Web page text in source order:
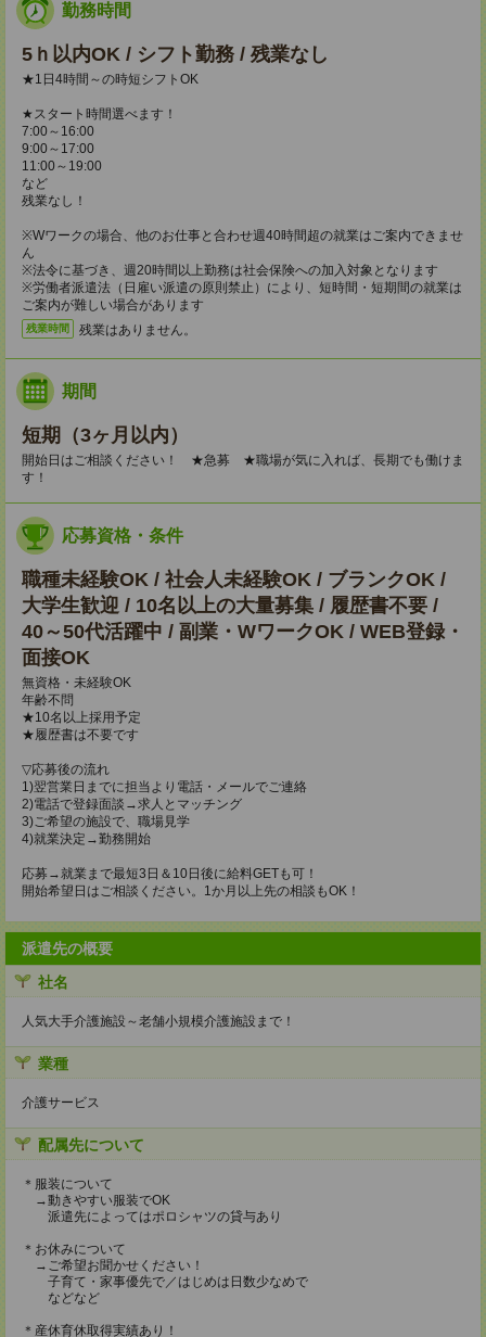
勤務時間
5ｈ以内OK / シフト勤務 / 残業なし
★1日4時間～の時短シフトOK
★スタート時間選べます！
7:00～16:00
9:00～17:00
11:00～19:00
など
残業なし！
※Wワークの場合、他のお仕事と合わせ週40時間超の就業はご案内できませ
ん
※法令に基づき、週20時間以上勤務は社会保険への加入対象となります
※労働者派遣法（日雇い派遣の原則禁止）により、短時間・短期間の就業は
ご案内が難しい場合があります
残業時間 残業はありません。
期間
短期（3ヶ月以内）
開始日はご相談ください！ ★急募 ★職場が気に入れば、長期でも働けま
す！
応募資格・条件
職種未経験OK / 社会人未経験OK / ブランクOK /
大学生歓迎 / 10名以上の大量募集 / 履歴書不要 /
40～50代活躍中 / 副業・WワークOK / WEB登録・
面接OK
無資格・未経験OK
年齢不問
★10名以上採用予定
★履歴書は不要です
▽応募後の流れ
1)翌営業日までに担当より電話・メールでご連絡
2)電話で登録面談→求人とマッチング
3)ご希望の施設で、職場見学
4)就業決定→勤務開始
応募→就業まで最短3日＆10日後に給料GETも可！
開始希望日はご相談ください。1か月以上先の相談もOK！
派遣先の概要
社名
人気大手介護施設～老舗小規模介護施設まで！
業種
介護サービス
配属先について
＊服装について
→動きやすい服装でOK
派遣先によってはポロシャツの貸与あり
＊お休みについて
→ご希望お聞かせください！
子育て・家事優先で／はじめは日数少なめで
などなど
＊産休育休取得実績あり！